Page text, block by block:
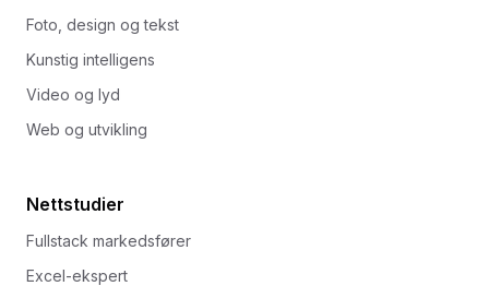
Foto, design og tekst
Kunstig intelligens
Video og lyd
Web og utvikling
Nettstudier
Fullstack markedsfører
Excel-ekspert